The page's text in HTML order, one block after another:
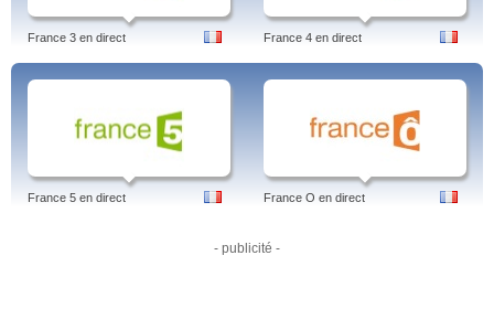
live, hollywoodfruar, tv3, sverige, svenska.
France 3 en direct France 4 en direct
France 5 en direct France O en direct
- publicité -